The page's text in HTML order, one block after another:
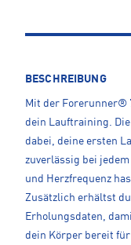
BESCHREIBUNG
Mit der Forerunner®
dein Lauftraining.
dabei, deine ersten
zuverlässig bei
und Herzfrequenz
Zusätzlich erhältst
Erholungsdaten,
dein Körper bereit